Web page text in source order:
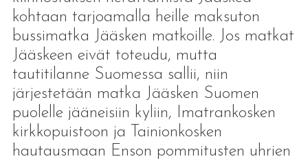
kohtaan tarjoamalla heille maksuton
bussimatka Jääsken matkoille. Jos matkat
Jääskeen eivät toteudu, mutta
tautitilanne Suomessa sallii, niin
järjestetään matka Jääsken Suomen
puolelle jääneisiin kyliin, Imatrankosken
kirkkopuistoon ja Tainionkosken
hautausmaan Enson pommitusten uhrien